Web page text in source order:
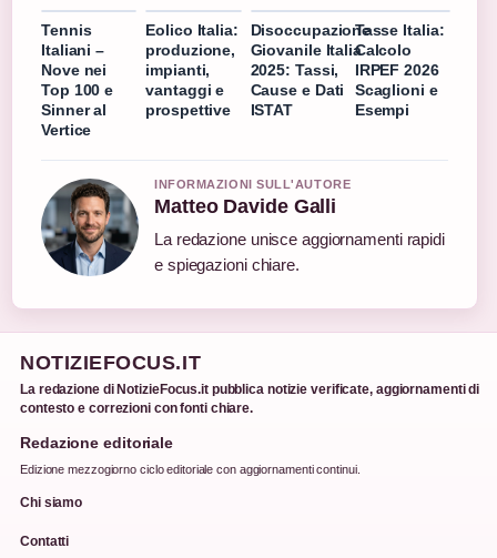
Tennis
Italiani –
Nove nei
Top 100 e
Sinner al
Vertice
Eolico Italia:
produzione,
impianti,
vantaggi e
prospettive
Disoccupazione
Giovanile Italia
2025: Tassi,
Cause e Dati
ISTAT
Tasse Italia:
Calcolo
IRPEF 2026
Scaglioni e
Esempi
INFORMAZIONI SULL'AUTORE
Matteo Davide Galli
La redazione unisce aggiornamenti rapidi
e spiegazioni chiare.
NOTIZIEFOCUS.IT
La redazione di NotizieFocus.it pubblica notizie verificate, aggiornamenti di
contesto e correzioni con fonti chiare.
Redazione editoriale
Edizione mezzogiorno ciclo editoriale con aggiornamenti continui.
Chi siamo
Contatti